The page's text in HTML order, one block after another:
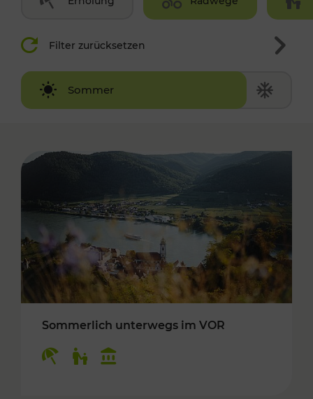
Filter zurücksetzen
Sommer
Winter
Sommerlich unterwegs im VOR